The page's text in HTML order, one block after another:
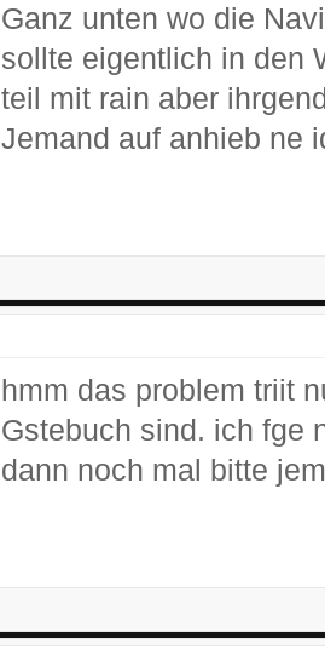
Ganz unten wo die
sollte eigentlich in den
teil mit rain aber
Jemand auf anhieb ne
hmm das problem triit
Gstebuch sind. ich fge
dann noch mal bitte